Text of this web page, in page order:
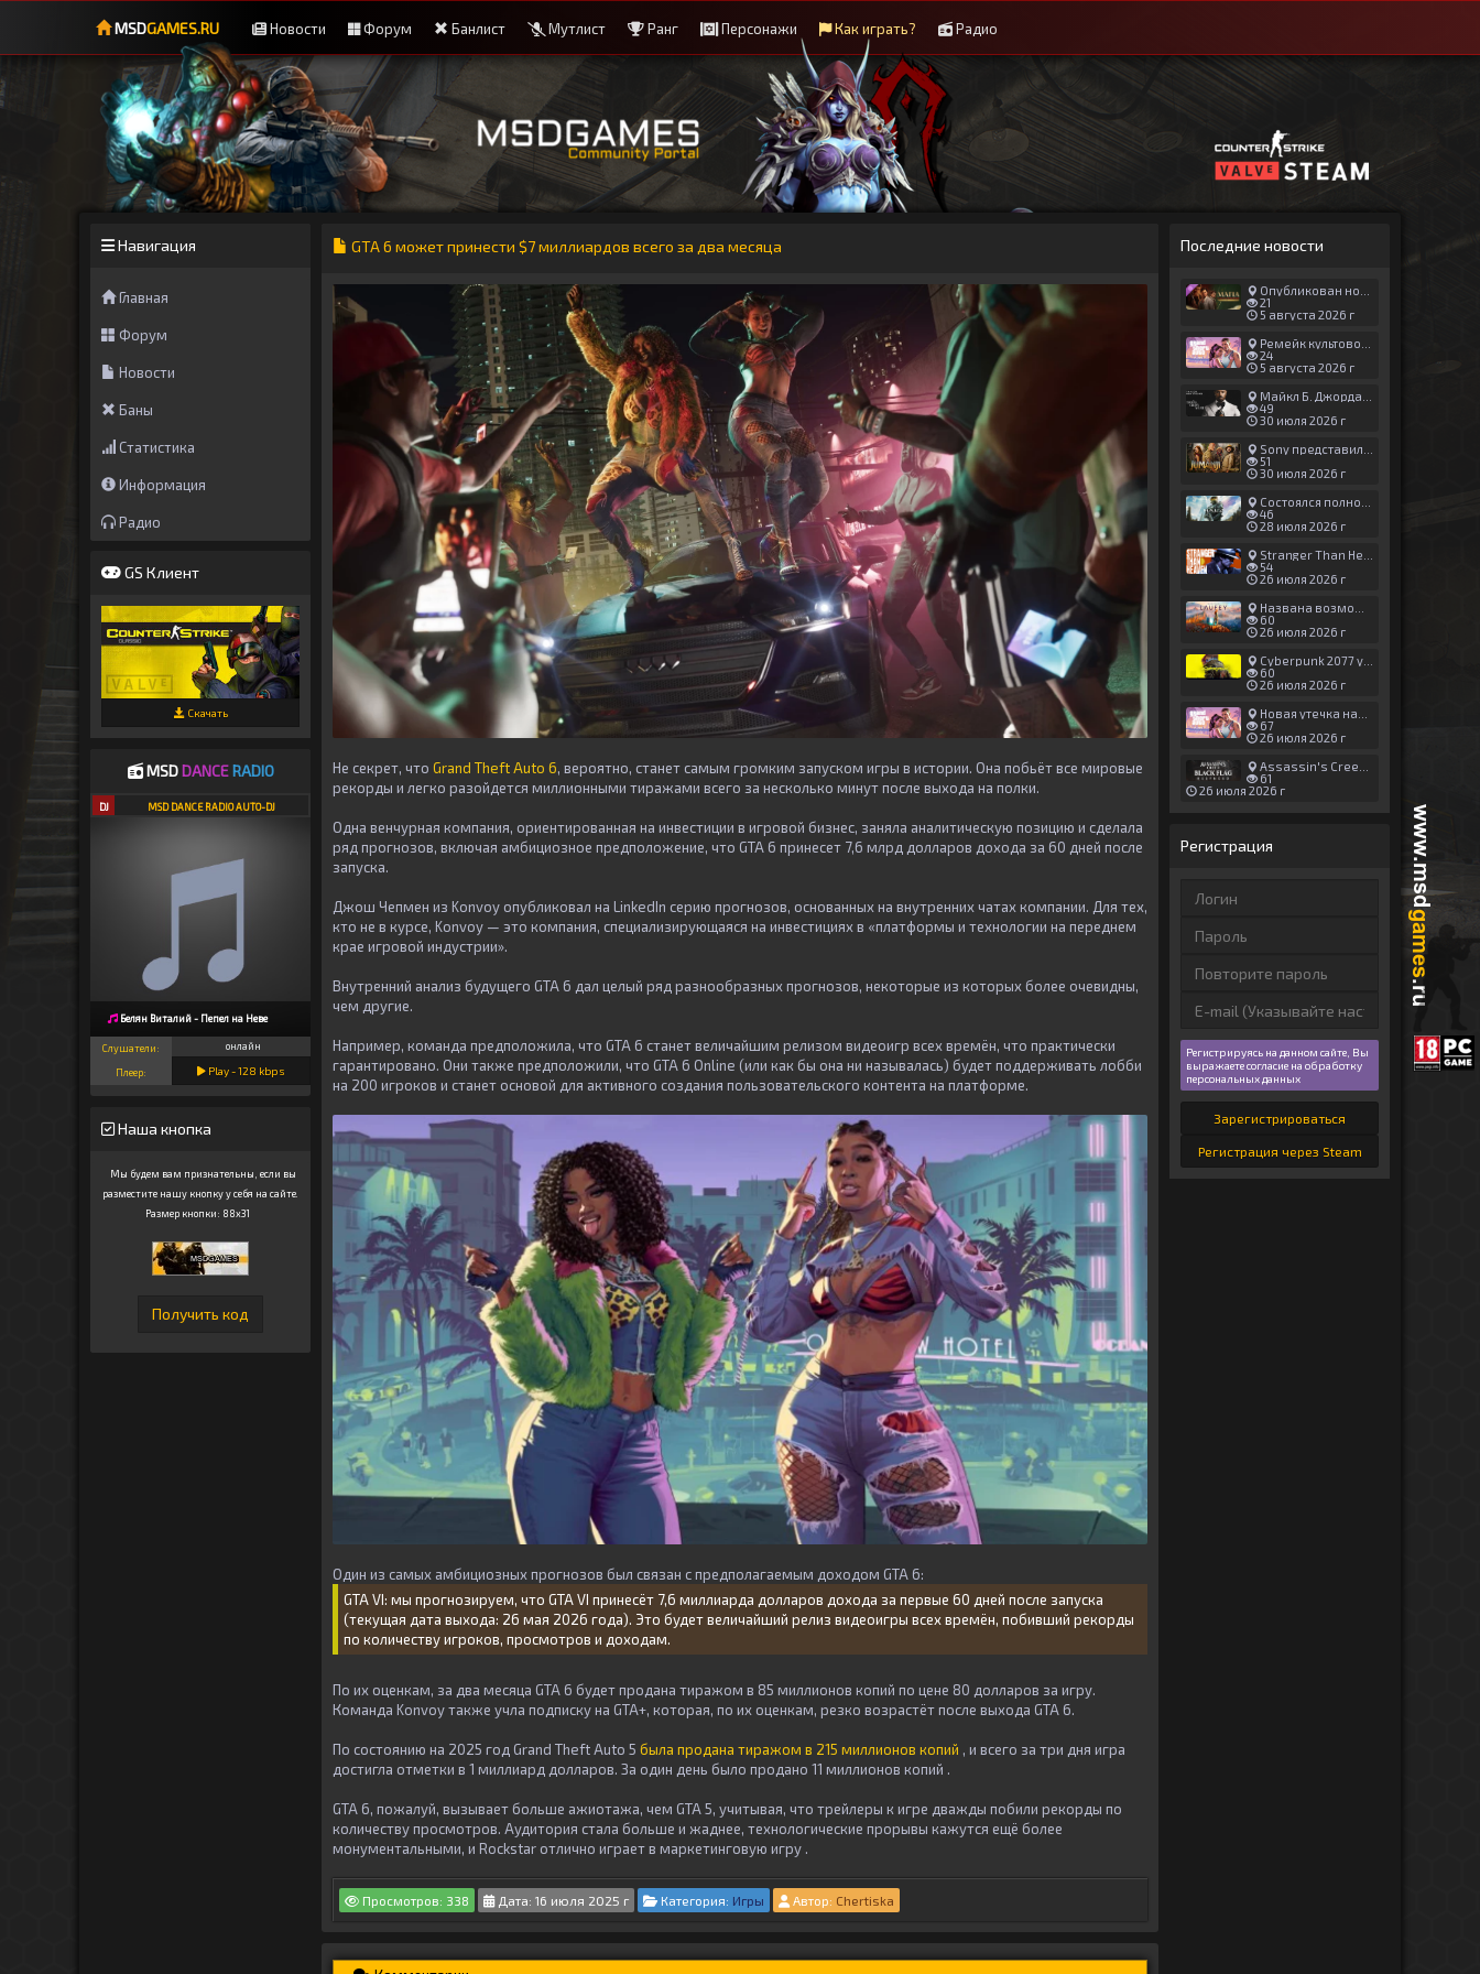
MSDGAMES.RU Новости Форум Банлист Мутлист Ранг Персонажи Как играть? Радио
Навигация
Главная
Форум
Новости
Баны
Статистика
Информация
Радио
GS Клиент
Скачать
MSDDANCE RADIO
DJ MSD DANCE RADIO AUTO-DJ
Белян Виталий - Пепел на Неве
Слушатели: онлайн
Плеер: Play -128 kbps
Наша кнопка
Мы будем вам признательны, если вы
разместите нашу кнопку у себя на сайте.
Размер кнопки: 88x31
GTA 6 может принести $7 миллиардов всего за два месяца
Не секрет, что Grand Theft Auto 6, вероятно, станет самым громким запуском игры в истории. Она побьёт все мировые
рекорды и легко разойдется миллионными тиражами всего за несколько минут после выхода на полки.
Одна венчурная компания, ориентированная на инвестиции в игровой бизнес, заняла аналитическую позицию и сделала
ряд прогнозов, включая амбициозное предположение, что GTA 6 принесет 7,6 млрд долларов дохода за 60 дней после
запуска.
Джош Чепмен из Konvoy опубликовал на LinkedIn серию прогнозов, основанных на внутренних чатах компании. Для тех,
кто не в курсе, Konvoy — это компания, специализирующаяся на инвестициях в «платформы и технологии на переднем
крае игровой индустрии».
Внутренний анализ будущего GTA 6 дал целый ряд разнообразных прогнозов, некоторые из которых более очевидны,
чем другие.
Например, команда предположила, что GTA 6 станет величайшим релизом видеоигр всех времён, что практически
гарантировано. Они также предположили, что GTA 6 Online (или как бы она ни называлась) будет поддерживать лобби
на 200 игроков и станет основой для активного создания пользовательского контента на платформе.
Один из самых амбициозных прогнозов был связан с предполагаемым доходом GTA 6:
GTA VI: мы прогнозируем, что GTA VI принесёт 7,6 миллиарда долларов дохода за первые 60 дней после запуска
(текущая дата выхода: 26 мая 2026 года). Это будет величайший релиз видеоигры всех времён, побивший рекорды
по количеству игроков, просмотров и доходам.
По их оценкам, за два месяца GTA 6 будет продана тиражом в 85 миллионов копий по цене 80 долларов за игру.
Команда Konvoy также учла подписку на GTA+, которая, по их оценкам, резко возрастёт после выхода GTA 6.
По состоянию на 2025 год Grand Theft Auto 5 была продана тиражом в 215 миллионов копий , и всего за три дня игра
достигла отметки в 1 миллиард долларов. За один день было продано 11 миллионов копий .
GTA 6, пожалуй, вызывает больше ажиотажа, чем GTA 5, учитывая, что трейлеры к игре дважды побили рекорды по
количеству просмотров. Аудитория стала больше и жаднее, технологические прорывы кажутся ещё более
монументальными, и Rockstarотлично играет в маркетинговую игру .
Просмотров: 338 Дата: 16 июля 2025 г Категория: Игры Автор: Chertiska
Последние новости
Опубликован новый геймплей Man of Honor для Mafia: The Old Country
21
5 августа 2026 г
Ремейк культовой японской игры задержали ради выхода GTA 6
24
5 августа 2026 г
Майкл Б. Джордан сыграл главную роль в новой «Афере Томаса Крауна»
49
30 июля 2026 г
Sony представила трейлер новой части «Джуманджи»
51
30 июля 2026 г
Состоялся полноценный релиз Halo: Campaign Evolved
46
28 июля 2026 г
Stranger Than Heaven получила новый трейлер с акцентом на жестокие драки
54
26 июля 2026 г
Названа возможная дата выхода God of War: Laufey — 16 февраля 2027 года
60
26 июля 2026 г
Cyberpunk 2077 установила новый рекорд: 1,5 млрд загрузок модов, в топе — контент 18+
60
26 июля 2026 г
Новая утечка намекает на выход третьего трейлера GTA 6 уже 7 августа
67
26 июля 2026 г
Assassin's Creed Black Flag Resynced может позаимствовать систему испытаний у Mirage
61
26 июля 2026 г
Регистрация
Регистрируясь на данном сайте, Вы
выражаете согласие на обработку
персональных данных
Зарегистрироваться
Регистрация через Steam